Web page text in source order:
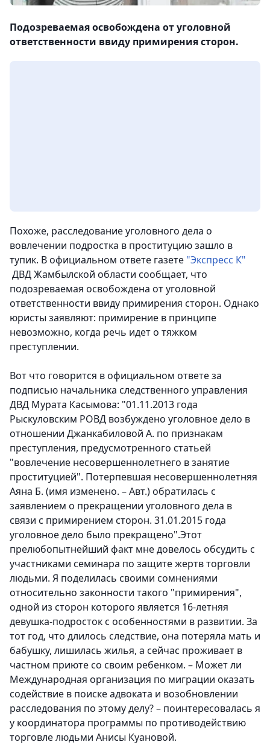
Подозреваемая освобождена от уголовной
ответственности ввиду примирения сторон.
Похоже, расследование уголовного дела о
вовлечении подростка в проституцию зашло в
тупик. В официальном ответе газете "Экспресс К"
ДВД Жамбылской области сообщает, что
подозреваемая освобождена от уголовной
ответственности ввиду примирения сторон. Однако
юристы заявляют: примирение в принципе
невозможно, когда речь идет о тяжком
преступлении.
Вот что говорится в официальном ответе за
подписью начальника следственного управления
ДВД Мурата Касымова: "01.11.2013 года
Рыскуловским РОВД возбуждено уголовное дело в
отношении Джанкабиловой А. по признакам
преступления, предусмотренного статьей
"вовлечение несовершеннолетнего в занятие
проституцией". Потерпевшая несовершеннолетняя
Аяна Б. (имя изменено. – Авт.) обратилась с
заявлением о прекращении уголовного дела в
связи с примирением сторон. 31.01.2015 года
уголовное дело было прекращено".Этот
прелюбопытнейший факт мне довелось обсудить с
участниками семинара по защите жертв торговли
людьми. Я поделилась своими сомнениями
относительно законности такого "примирения",
одной из сторон которого является 16-летняя
девушка-подросток с особенностями в развитии. За
тот год, что длилось следствие, она потеряла мать и
бабушку, лишилась жилья, а сейчас проживает в
частном приюте со своим ребенком. – Может ли
Международная организация по миграции оказать
содействие в поиске адвоката и возобновлении
расследования по этому делу? – поинтересовалась я
у координатора программы по противодействию
торговле людьми Анисы Куановой.